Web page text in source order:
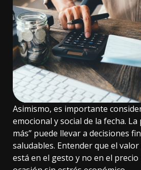
Asimismo, es importante
emocional y social de la fecha.
más” puede llevar a decisiones
saludables. Entender que el
está en el gesto y no en el